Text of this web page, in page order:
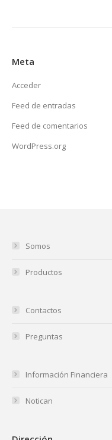
Meta
Acceder
Feed de entradas
Feed de comentarios
WordPress.org
Somos
Productos
Contactos
Preguntas
Información Financiera
Notican